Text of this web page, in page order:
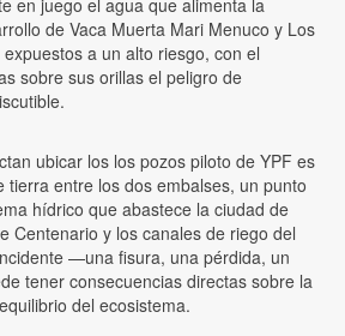
de Vaca Muerta Mari Menuco y Los
a un alto riesgo, con el
sobre sus orillas el peligro de
ubicar los los pozos piloto de YPF es
tierra entre los dos embalses, un punto
hídrico que abastece la ciudad de
Centenario y los canales de riego del
—una fisura, una pérdida, un
tener consecuencias directas sobre la
del ecosistema.